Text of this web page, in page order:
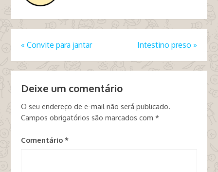
« Convite para jantar Intestino preso »
Deixe um comentário
O seu endereço de e-mail não será publicado.
Campos obrigatórios são marcados com *
Comentário *